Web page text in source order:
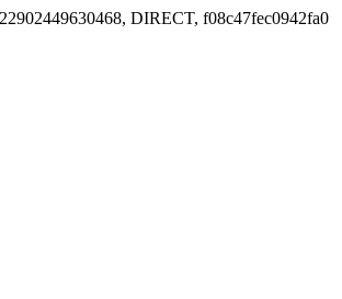
DIRECT, f08c47fec0942fa0